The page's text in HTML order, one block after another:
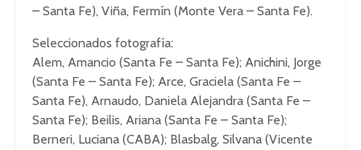
– Santa Fe), Viña, Fermín (Monte Vera – Santa Fe).
Seleccionados fotografía:
Alem, Amancio (Santa Fe – Santa Fe); Anichini, Jorge
(Santa Fe – Santa Fe); Arce, Graciela (Santa Fe –
Santa Fe), Arnaudo, Daniela Alejandra (Santa Fe –
Santa Fe); Beilis, Ariana (Santa Fe – Santa Fe);
Berneri, Luciana (CABA); Blasbalg, Silvana (Vicente